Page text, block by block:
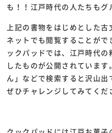
も！！江戸時代の人たちもグ
上記の書物をはじめとした
ネットでも閲覧することが
ックパッドでは、江戸時代
したものが公開されていま
ん」などで検索すると沢山
ぜひチャレンジしてみてくだ